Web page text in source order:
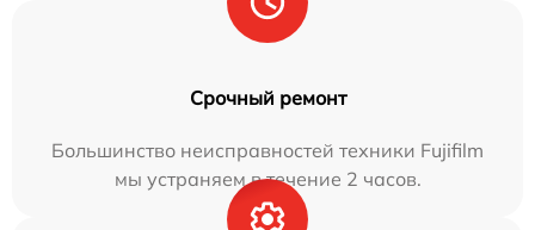
Срочный ремонт
Большинство неисправностей техники Fujifilm
мы устраняем в течение 2 часов.